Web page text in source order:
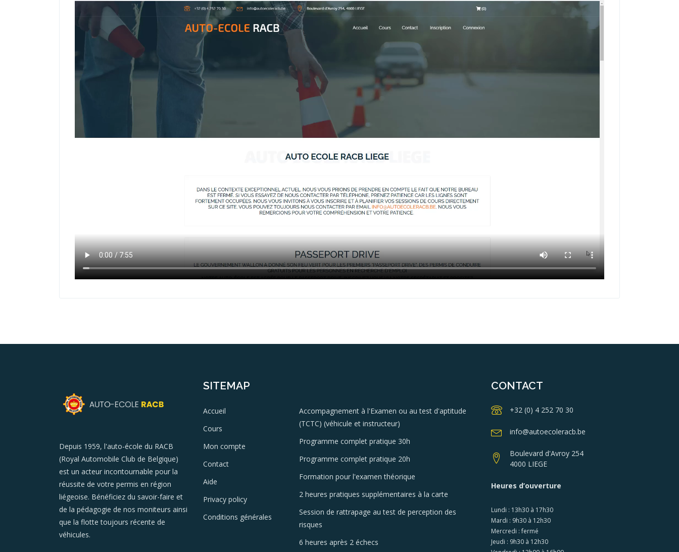
Depuis 1959, l'auto-école du RACB
(Royal Automobile Club de Belgique)
est un acteur incontournable pour la
réussite de votre permis en région
liégeoise. Bénéficiez du savoir-faire et
de la pédagogie de nos moniteurs ainsi
que la flotte toujours récente de
véhicules.
SITEMAP
Accueil
Cours
Mon compte
Contact
Aide
Privacy policy
Conditions générales
Accompagnement à l'Examen ou au test d'aptitude
(TCTC) (véhicule et instructeur)
Programme complet pratique 30h
Programme complet pratique 20h
Formation pour l'examen théorique
2 heures pratiques supplémentaires à la carte
Session de rattrapage au test de perception des
risques
6 heures après 2 échecs
CONTACT
+32 (0) 4 252 70 30
info@autoecoleracb.be
Boulevard d'Avroy 254
4000 LIEGE
Heures d’ouverture
Lundi : 13h30 à 17h30
Mardi : 9h30 à 12h30
Mercredi : fermé
Jeudi : 9h30 à 12h30